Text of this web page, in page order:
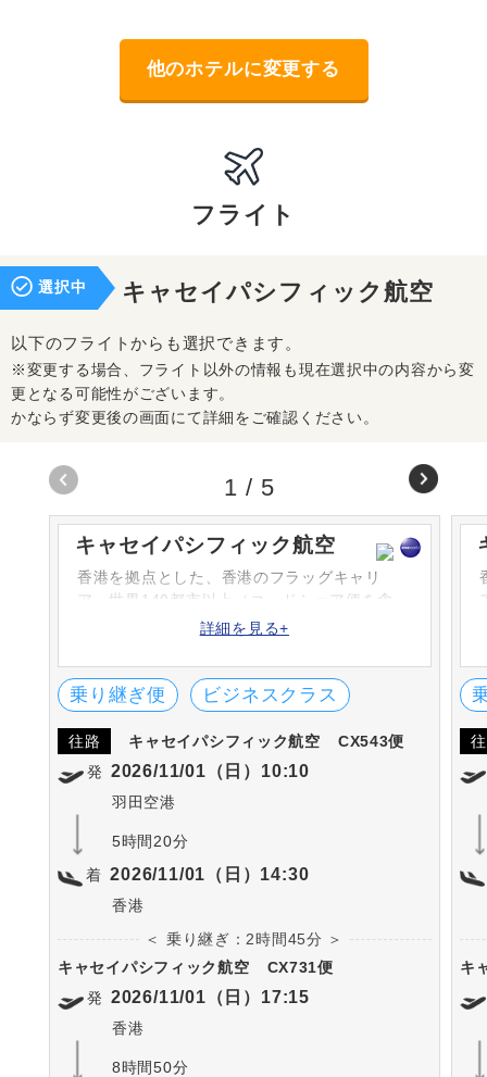
他のホテルに変更する
フライト
選択中 キャセイパシフィック航空
以下のフライトからも選択できます。
※変更する場合、フライト以外の情報も現在選択中の内容から変
更となる可能性がございます。
かならず変更後の画面にて詳細をご確認ください。
キャセイパシフィック航空
香港を拠点とした、香港のフラッグキャリ
ア。世界140都市以上（コードシェア便を含
む）を結ぶ大きなネットワークを持っていま
り、サービス面も高い評価を受けています。
詳細を見る+
乗り継ぎ便 ビジネスクラス
往路 キャセイパシフィック航空
CX543便
発 2026/11/01（日）10:10
羽田空港
5時間20分
着 2026/11/01（日）14:30
香港
＜ 乗り継ぎ：2時間45分 ＞
キャセイパシフィック航空
CX731便
発 2026/11/01（日）17:15
香港
8時間50分
キ
1 / 5